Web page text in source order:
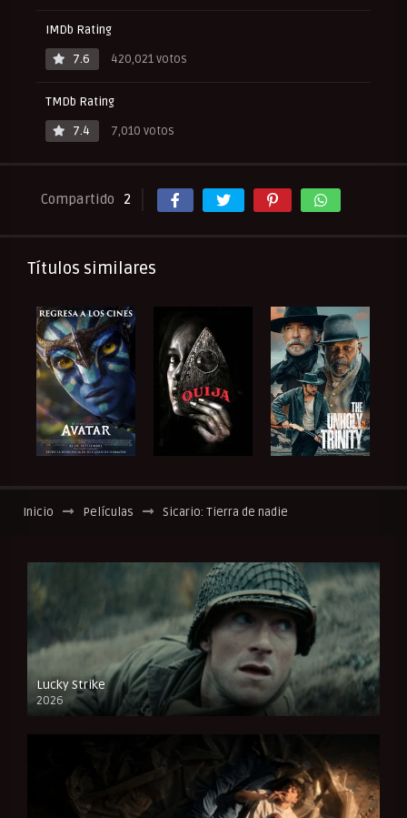
IMDb Rating
7.6
420,021 votos
TMDb Rating
7.4
7,010 votos
Compartido 2
Títulos similares
Inicio Películas Sicario: Tierra de nadie
Lucky Strike
2026
FULL HD